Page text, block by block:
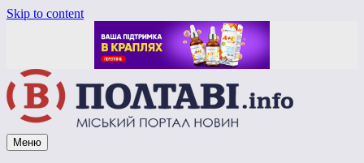
Skip to content
Vpoltave.info
Полтавський портал новин
Меню